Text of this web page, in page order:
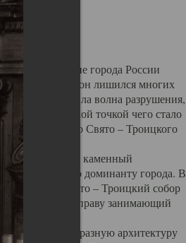
губернские города России
которых он лишился многих
ударила волна разрушения,
Отправной точкой чего стало
кафедрального Свято – Троицкого
каменный
доминанту города. В
Свято – Троицкий собор
по праву занимающий
и своеобразную архитектуру